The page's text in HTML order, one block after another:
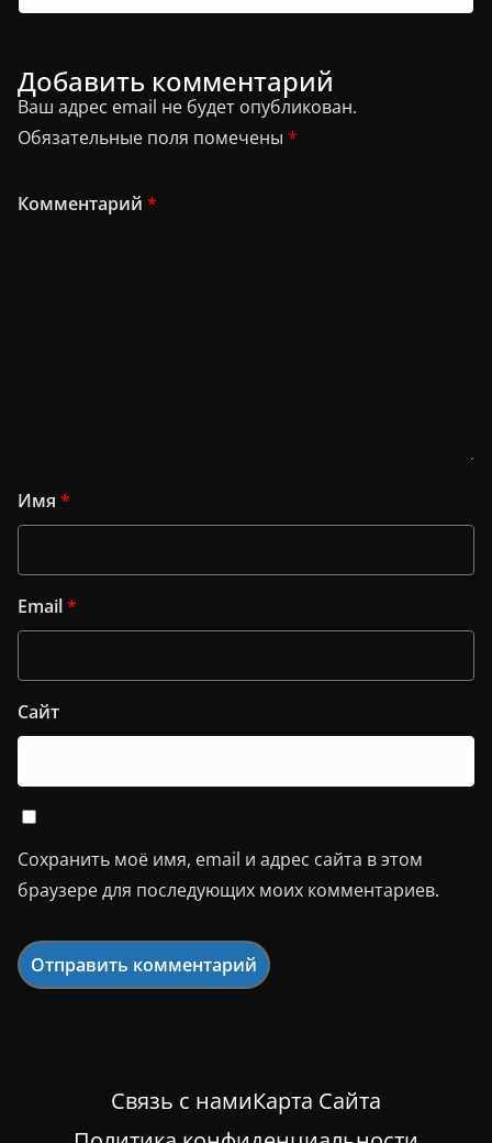
Добавить комментарий
Ваш адрес email не будет опубликован.
Обязательные поля помечены *
Комментарий *
Имя *
Email*
Сайт
Сохранить моё имя, email и адрес сайта в этом
браузере для последующих моих комментариев.
Связь с намиКарта Сайта